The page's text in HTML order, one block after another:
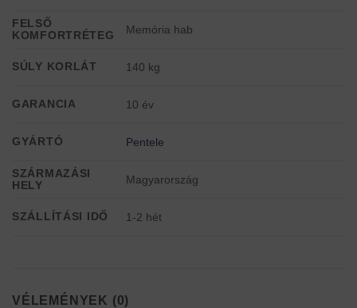
FELSŐ
KOMFORTRÉTEG
Memória hab
SÚLY KORLÁT 140 kg
GARANCIA 10 év
GYÁRTÓ Pentele
SZÁRMAZÁSI
HELY
Magyarország
SZÁLLÍTÁSI IDŐ 1-2 hét
VÉLEMÉNYEK (0)